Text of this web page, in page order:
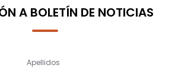
A BOLETÍN DE NOTICIAS
Apellidos